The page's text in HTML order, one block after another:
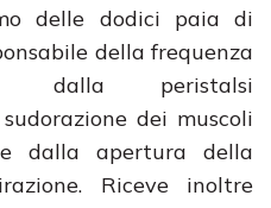
delle dodici paia di
della frequenza
dalla peristalsi
dei muscoli
dalla apertura della
Riceve inoltre